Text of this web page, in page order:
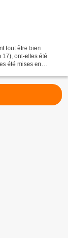
tout être bien
17), ont-elles été
été mises en